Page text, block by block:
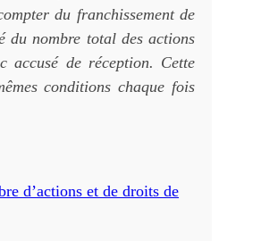
du franchissement de
nombre total des actions
accusé de réception. Cette
conditions chaque fois
d’actions et de droits de